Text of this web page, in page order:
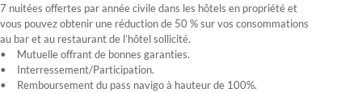
7 nuitées offertes par année civile dans les hôtels en propriété et
vous pouvez obtenir une réduction de 50 % sur vos consommations
au bar et au restaurant de l’hôtel sollicité.
Mutuelle offrant de bonnes garanties.
Interressement/Participation.
Remboursement du pass navigo à hauteur de 100%.